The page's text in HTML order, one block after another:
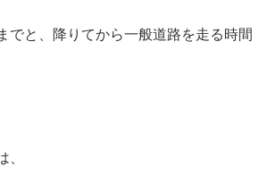
でと、降りてから一般道路を走る時間
、